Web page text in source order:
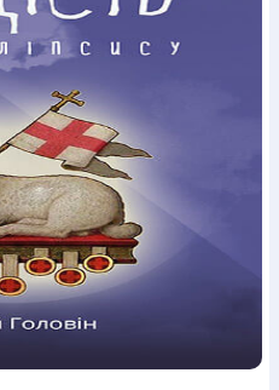
Відео
БрелокиСумки
Вироби з дерева
з сріблаКартини
МагнітиМеталеві
Настільні ігри
виробиХустки
ігриРепринти
БибліїГоловні убори
Комп`ютерні ігри
Годинники